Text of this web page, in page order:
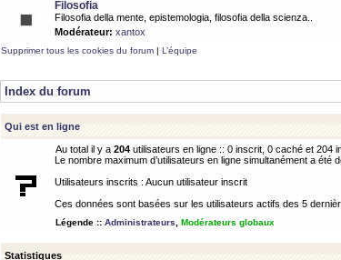
Filosofia
Filosofia della mente, epistemologia, filosofia della scienza..
Modérateur: xantox
Supprimer tous les cookies du forum | L’équipe
Index du forum
Qui est en ligne
Au total il y a 204 utilisateurs en ligne :: 0 inscrit, 0 caché et 204
Le nombre maximum d’utilisateurs en ligne simultanément a été
Utilisateurs inscrits : Aucun utilisateur inscrit
Ces données sont basées sur les utilisateurs actifs des 5
Légende :: Administrateurs Modérateurs globaux
Statistiques